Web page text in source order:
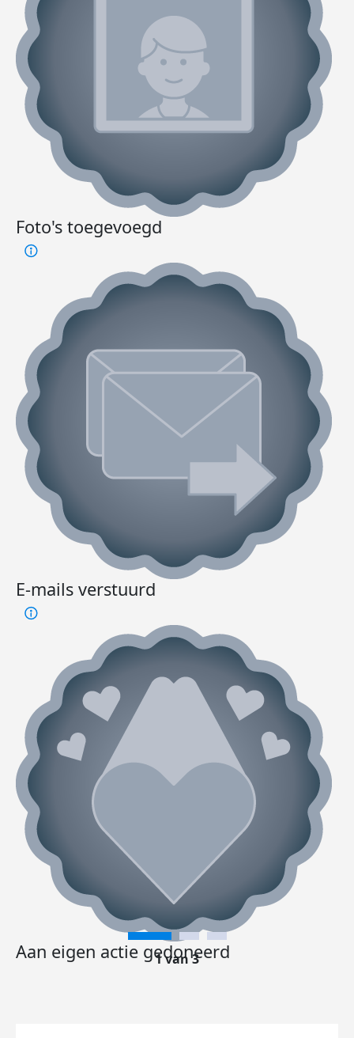
Foto's toegevoegd
E-mails verstuurd
Aan eigen actie gedoneerd
1 van 3